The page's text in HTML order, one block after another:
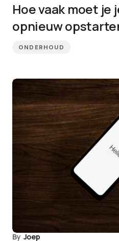
Hoe vaak moet je
opnieuw
ONDERHOUD
By Joep